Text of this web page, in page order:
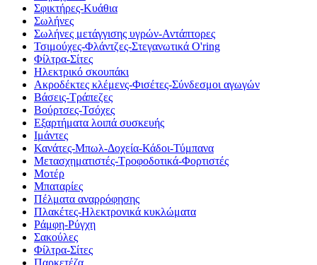
Σφικτήρες-Κυάθια
Σωλήνες
Σωλήνες μετάγγισης υγρών-Αντάπτορες
Τσιμούχες-Φλάντζες-Στεγανωτικά O'ring
Φίλτρα-Σίτες
Ηλεκτρικό σκουπάκι
Ακροδέκτες κλέμενς-Φισέτες-Σύνδεσμοι αγωγών
Βάσεις-Τράπεζες
Βούρτσες-Τσόχες
Εξαρτήματα λοιπά συσκευής
Ιμάντες
Κανάτες-Μπωλ-Δοχεία-Κάδοι-Τύμπανα
Μετασχηματιστές-Τροφοδοτικά-Φορτιστές
Μοτέρ
Μπαταρίες
Πέλματα αναρρόφησης
Πλακέτες-Ηλεκτρονικά κυκλώματα
Ράμφη-Ρύγχη
Σακούλες
Φίλτρα-Σίτες
Παρκετέζα